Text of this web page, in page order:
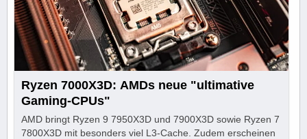
Ryzen 7000X3D: AMDs neue "ultimative
Gaming-CPUs"
AMD bringt Ryzen 9 7950X3D und 7900X3D sowie Ryzen 7
7800X3D mit besonders viel L3-Cache. Zudem erscheinen